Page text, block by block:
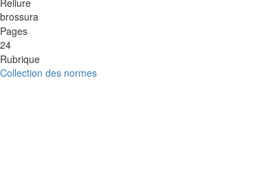
Reliure
brossura
Pages
24
Rubrique
Collection des normes